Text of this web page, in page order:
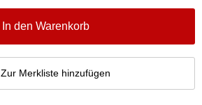
In den Warenkorb
Zur Merkliste hinzufügen